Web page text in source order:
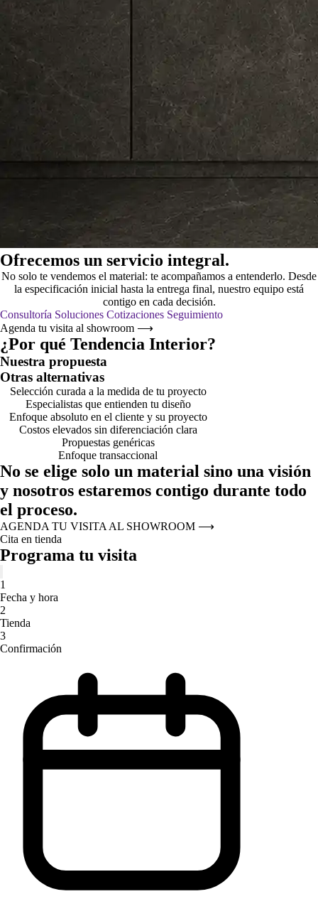
Ofrecemos un servicio integral.
No solo te vendemos el material: te acompañamos a entenderlo. Desde
la especificación inicial hasta la entrega final, nuestro equipo está
contigo en cada decisión.
Consultoría Soluciones Cotizaciones Seguimiento
Agenda tu visita al showroom ⟶
¿Por qué Tendencia Interior?
Nuestra propuesta
Otras alternativas
Selección curada a la medida de tu proyecto
Especialistas que entienden tu diseño
Enfoque absoluto en el cliente y su proyecto
Costos elevados sin diferenciación clara
Propuestas genéricas
Enfoque transaccional
No se elige solo un material sino una visión
y nosotros estaremos contigo durante todo
el proceso.
AGENDA TU VISITA AL SHOWROOM ⟶
Cita en tienda
Programa tu visita
1
Fecha y hora
2
Tienda
3
Confirmación